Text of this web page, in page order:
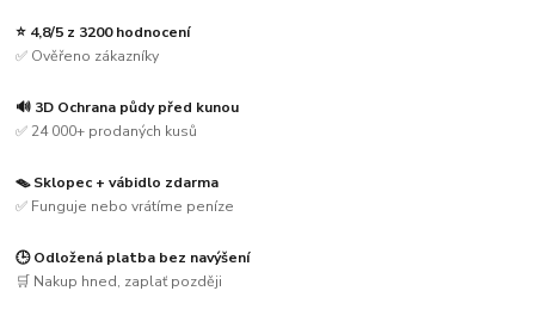
⭐ 4,8/5 z 3200 hodnocení
✅ Ověřeno zákazníky
🔊 3D Ochrana půdy před kunou
✅ 24 000+ prodaných kusů
🪤 Sklopec + vábidlo zdarma
✅ Funguje nebo vrátíme peníze
🕒 Odložená platba bez navýšení
🛒 Nakup hned, zaplať později